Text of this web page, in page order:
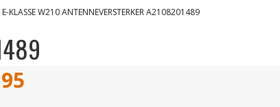
KLASSE W210 ANTENNEVERSTERKER A2108201489